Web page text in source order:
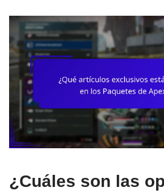
¿Cuáles son las